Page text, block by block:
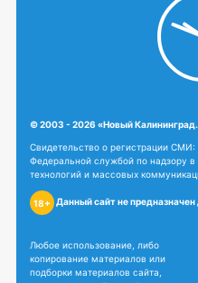
© 2003 - 2026 «Новый
Свидетельство о регистрации
Федеральной службой по надзору
технологий и массовых
18+ Данный сайт не
Любое использование, либо
копирование материалов или
подборки материалов сайта,